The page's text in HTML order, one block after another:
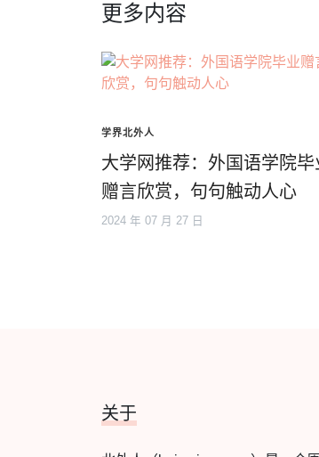
更多内容
学界北外人
大学网推荐：外国语学院毕
赠言欣赏，句句触动人心
2024 年 07 月 27 日
关于